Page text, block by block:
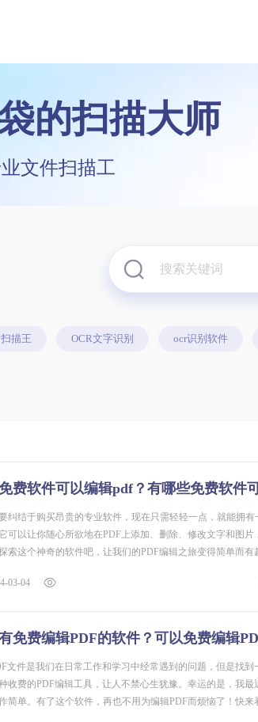
的扫描大师
文件扫描工
描王 OCR文字识别 ocr识别软件
费软件可以编辑pdf？有哪些免费软件
纠结于购买昂贵的专业软件，现在只需轻轻一点，就能拥
可以让你随心所欲地在PDF上添加、删除、修改文字和图
索这个神奇的软件吧，让我们的PDF编辑之旅变得简单而
03-04
免费编辑PDF的软件？可以免费编辑
文件是我们在日常工作和学习中经常遇到的问题，但是找
收费的PDF编辑工具，让人不禁心生犹豫。幸运的是，我
简单。有了这个软件，再也不用为编辑PDF而烦恼了！快